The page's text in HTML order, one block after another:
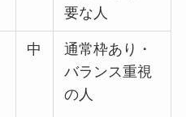
要な人
中
通常枠あり・
バランス重視
の人